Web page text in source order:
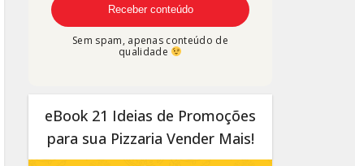
Sem spam, apenas conteúdo de
qualidade
eBook 21 Ideias de Promoções
para sua Pizzaria Vender Mais!